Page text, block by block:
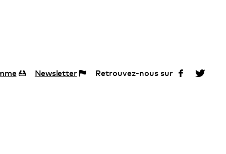
Newsletter Retrouvez-nous sur